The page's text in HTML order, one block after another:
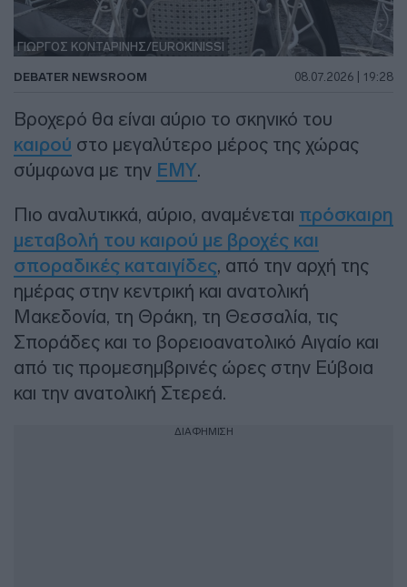
ΓΙΩΡΓΟΣ ΚΟΝΤΑΡΙΝΗΣ/EUROKINISSI
DEBATER NEWSROOM 08.07.2026 | 19:28
Βροχερό θα είναι αύριο το σκηνικό του
καιρού στο μεγαλύτερο μέρος της χώρας
σύμφωνα με την ΕΜΥ.
Πιο αναλυτικκά, αύριο, αναμένεται πρόσκαιρη
μεταβολή του καιρού με βροχές και
σποραδικές καταιγίδες, από την αρχή της
ημέρας στην κεντρική και ανατολική
Μακεδονία, τη Θράκη, τη Θεσσαλία, τις
Σποράδες και το βορειοανατολικό Αιγαίο και
από τις προμεσημβρινές ώρες στην Εύβοια
και την ανατολική Στερεά.
ΔΙΑΦΗΜΙΣΗ